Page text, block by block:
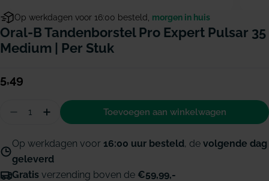
Op werkdagen voor 16:00 besteld, morgen in huis
Oral-B Tandenborstel Pro Expert Pulsar 35
Medium | Per Stuk
Normale
5,49
Hoeveelheid
Aantal verminderen voor Oral-B tandenborstel
Hoeveelheid verhogen voor Oral-B
Toevoegen aan winkelwagen
Op werkdagen voor 16:00 uur besteld, de volgende dag
geleverd
Gratis verzending boven de €59,99,-